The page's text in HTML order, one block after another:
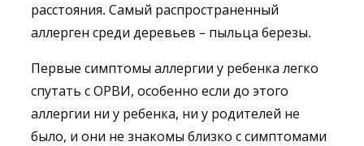
расстояния. Самый распространенный
аллерген среди деревьев – пыльца березы.
Первые симптомы аллергии у ребенка легко
спутать с ОРВИ, особенно если до этого
аллергии ни у ребенка, ни у родителей не
было, и они не знакомы близко с симптомами